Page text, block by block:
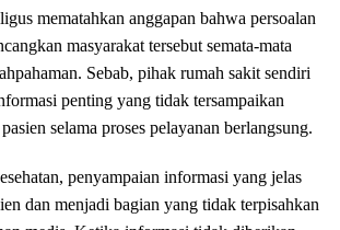
mematahkan anggapan bahwa persoalan
masyarakat tersebut semata-mata
Sebab, pihak rumah sakit sendiri
penting yang tidak tersampaikan
selama proses pelayanan berlangsung.
penyampaian informasi yang jelas
dan menjadi bagian yang tidak terpisahkan